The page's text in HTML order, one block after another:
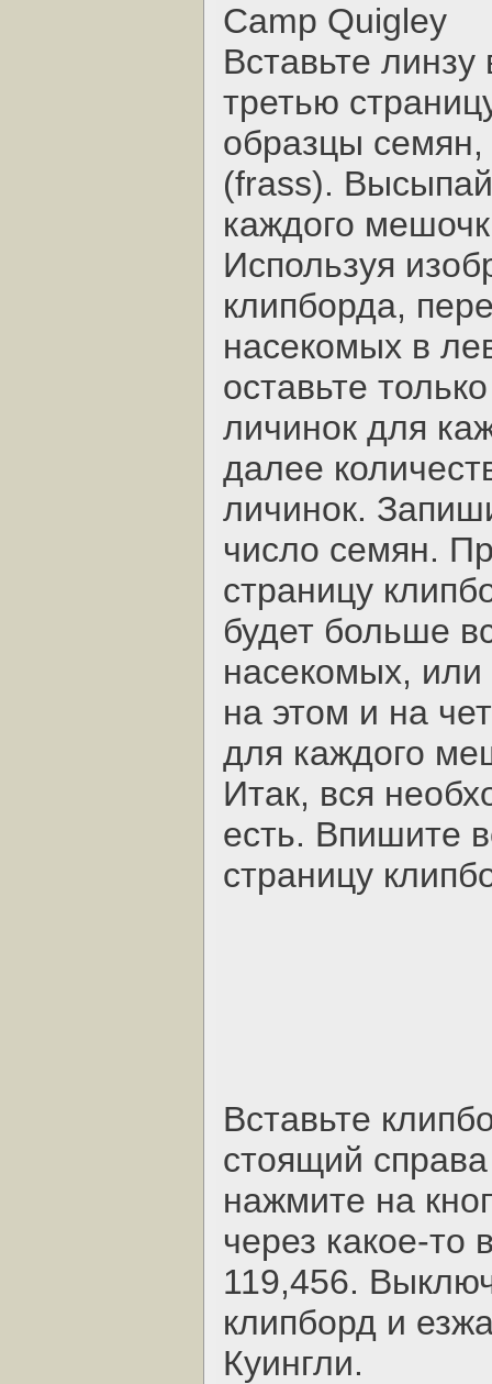
Camp Quigley
Вставьте
третью
образцы семян,
(frass).
каждого
Используя
клипборда,
насекомых в
оставьте
личинок для
далее
личинок.
число семян.
страницу
будет больше
насекомых, или
на этом и на
для каждого
Итак, вся
есть. Впишите
страницу
Вставьте
стоящий
нажмите на
через какое-
119,456.
клипборд и
Куингли.